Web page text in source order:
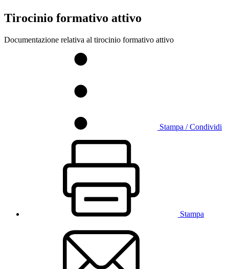
Tirocinio formativo attivo
Documentazione relativa al tirocinio formativo attivo
Stampa / Condividi
Stampa